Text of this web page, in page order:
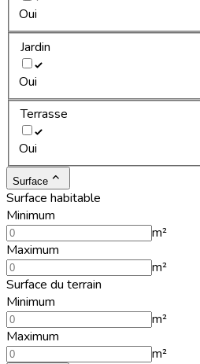
Oui
Jardin
Oui
Terrasse
Oui
Surface
Surface habitable
Minimum
m²
Maximum
m²
Surface du terrain
Minimum
m²
Maximum
m²